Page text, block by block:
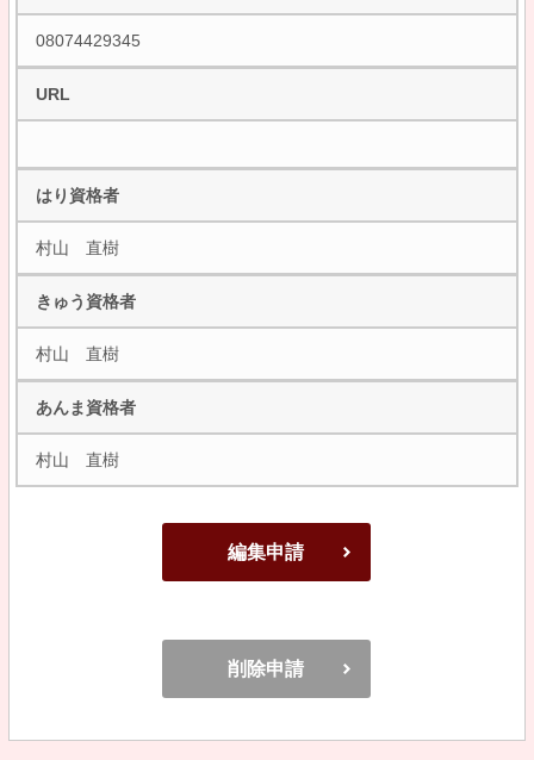
08074429345
URL
はり資格者
村山 直樹
きゅう資格者
村山 直樹
あんま資格者
村山 直樹
編集申請
削除申請